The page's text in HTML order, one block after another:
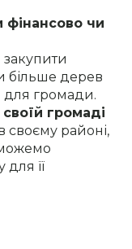
фінансово чи
більше дерев
для громади.
своїй громаді
своєму районі,
для її